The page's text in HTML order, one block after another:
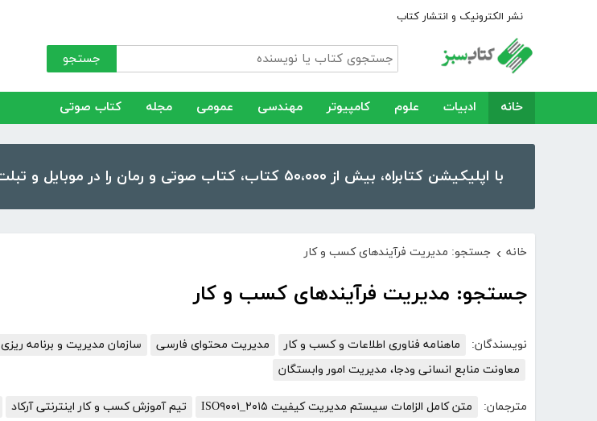
نشر الکترونیک و انتشار کتاب
جستجو
خانه ادبیات علوم کامپیوتر مهندسی عمومی مجله کتاب صوتی
با اپلیکیشن کتابراه، بیش از ۵۰،۰۰۰ کتاب، کتاب صوتی و رمان را در موبایل و تبلت خود داشته باشید!
خانه › جستجو: مدیریت فرآیندهای کسب و کار
جستجو: مدیریت فرآیندهای کسب و کار
نویسندگان: ماهنامه فناوری اطلاعات و کسب و کار مدیریت محتوای فارسی
سازمان مدیریت و برنامه ریزی
معاونت منابع انسانی ودجا، مدیریت امور وابستگان
مترجمان: متن کامل الزامات سیستم مدیریت کیفیت ISO۹۰۰۱_۲۰۱۵ تیم آموزش کسب و کار اینترنتی آرکاد